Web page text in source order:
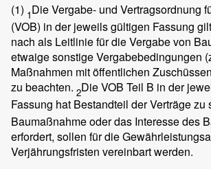
(1) 1Die Vergabe- und Vertragsordnung
(VOB) in der jeweils gültigen Fassung
nach als Leitlinie für die Vergabe von
etwaige sonstige Vergabebedingungen
Maßnahmen mit öffentlichen
zu beachten. 2Die VOB Teil B in der
Fassung hat Bestandteil der Verträge zu
Baumaßnahme oder das Interesse des
erfordert, sollen für die
Verjährungsfristen vereinbart werden.